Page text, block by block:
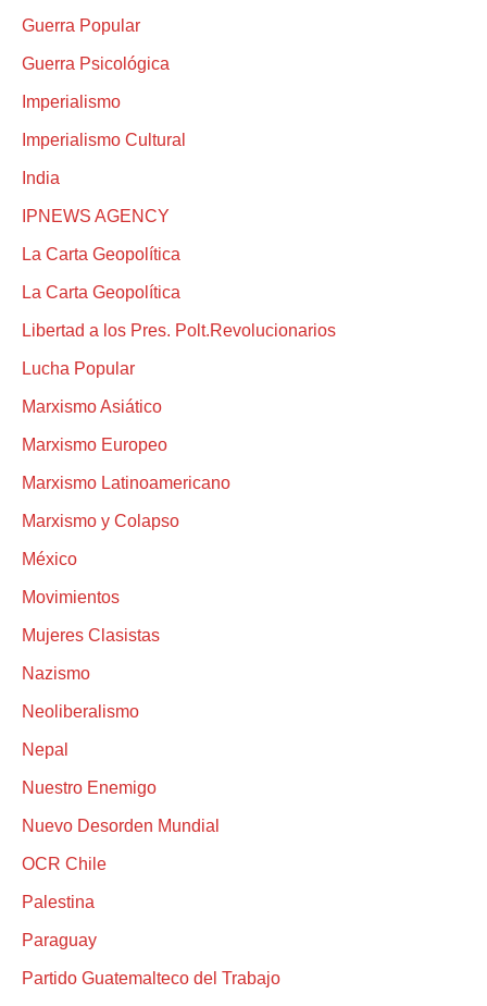
Guerra Popular
Guerra Psicológica
Imperialismo
Imperialismo Cultural
India
IPNEWS AGENCY
La Carta Geopolítica
La Carta Geopolítica
Libertad a los Pres. Polt.Revolucionarios
Lucha Popular
Marxismo Asiático
Marxismo Europeo
Marxismo Latinoamericano
Marxismo y Colapso
México
Movimientos
Mujeres Clasistas
Nazismo
Neoliberalismo
Nepal
Nuestro Enemigo
Nuevo Desorden Mundial
OCR Chile
Palestina
Paraguay
Partido Guatemalteco del Trabajo